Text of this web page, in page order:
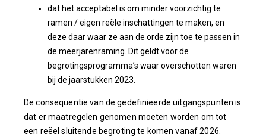
dat het acceptabel is om minder voorzichtig te
ramen / eigen reële inschattingen te maken, en
deze daar waar ze aan de orde zijn toe te passen in
de meerjarenraming. Dit geldt voor de
begrotingsprogramma’s waar overschotten waren
bij de jaarstukken 2023.
De consequentie van de gedefinieerde uitgangspunten is
dat er maatregelen genomen moeten worden om tot
een reëel sluitende begroting te komen vanaf 2026.